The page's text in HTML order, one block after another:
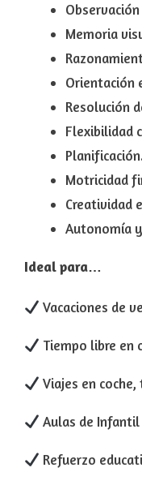
Memoria
Orientación
Resolución
Flexibilidad
Planificación.
Motricidad
Creatividad
Autonomía
Ideal para…
Vacaciones de
Tiempo libre en
Viajes en
Aulas de
Refuerzo